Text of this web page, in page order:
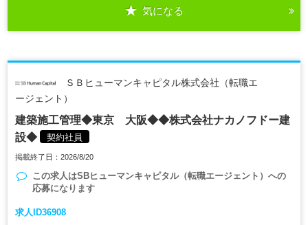
気になる
ＳＢヒューマンキャピタル株式会社（転職エ
ージェント）
建築施工管理◆東京 大阪◆◆株式会社ナカノフドー建
設◆
契約社員
掲載終了日：2026/8/20
この求人はSBヒューマンキャピタル（転職エージェント） への
応募になります
求人ID36908